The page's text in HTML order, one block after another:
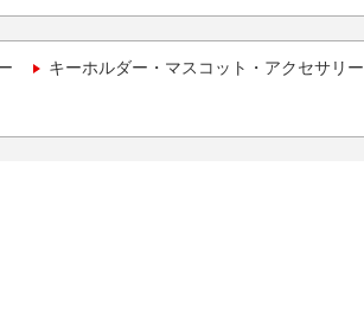
キーホルダー・マスコット・アクセサリー